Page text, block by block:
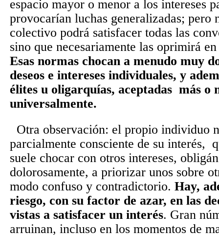
espacio mayor o menor a los intereses
provocarían luchas generalizadas; pero
colectivo podrá satisfacer todas las
sino que necesariamente las oprimirá
Esas normas chocan a menudo muy
deseos e intereses individuales, y
élites u oligarquías, aceptadas más o
universalmente.
Otra observación: el propio individuo
parcialmente consciente de su interés,
suele chocar con otros intereses,
dolorosamente, a priorizar unos sobre
modo confuso y contradictorio. Hay,
riesgo, con su factor de azar, en las
vistas a satisfacer un interés. Gran
arruinan, incluso en los momentos de